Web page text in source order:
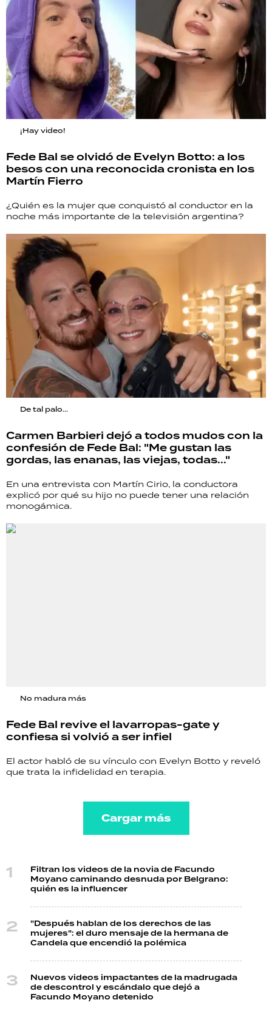
¡Hay video!
Fede Bal se olvidó de Evelyn Botto: a los
besos con una reconocida cronista en los
Martín Fierro
¿Quién es la mujer que conquistó al conductor en la
noche más importante de la televisión argentina?
De tal palo...
Carmen Barbieri dejó a todos mudos con la
confesión de Fede Bal: "Me gustan las
gordas, las enanas, las viejas, todas..."
En una entrevista con Martín Cirio, la conductora
explicó por qué su hijo no puede tener una relación
monogámica.
No madura más
Fede Bal revive el lavarropas-gate y
confiesa si volvió a ser infiel
El actor habló de su vínculo con Evelyn Botto y reveló
que trata la infidelidad en terapia.
Cargar más
Filtran los videos de la novia de Facundo
Moyano caminando desnuda por Belgrano:
quién es la influencer
"Después hablan de los derechos de las
mujeres": el duro mensaje de la hermana de
Candela que encendió la polémica
Nuevos videos impactantes de la madrugada
de descontrol y escándalo que dejó a
Facundo Moyano detenido